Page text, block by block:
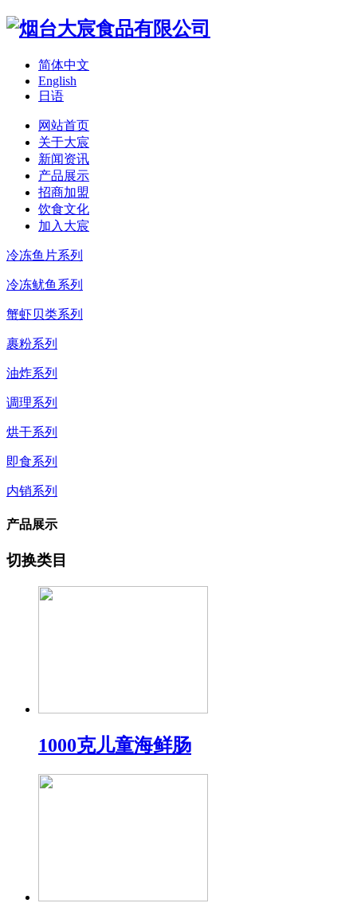
简体中文
English
日语
网站首页
关于大宸
新闻资讯
产品展示
招商加盟
饮食文化
加入大宸
冷冻鱼片系列
冷冻鱿鱼系列
蟹虾贝类系列
裹粉系列
油炸系列
调理系列
烘干系列
即食系列
内销系列
产品展示
切换类目
1000克儿童海鲜肠